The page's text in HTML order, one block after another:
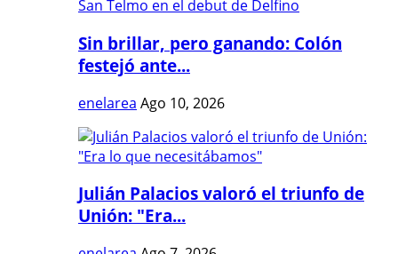
Sin brillar, pero ganando: Colón
festejó ante...
enelarea Ago 10, 2026
Julián Palacios valoró el triunfo de
Unión: "Era...